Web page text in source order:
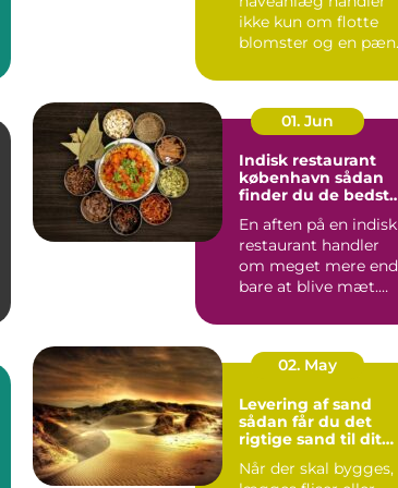
ikke kun om flotte
blomster og en pæn
01. Jun
Indisk restaurant
københavn sådan
finder du de bedste
En aften på en indisk
restaurant handler
om meget mere end
bare at blive mæt.
...
02. May
Levering af sand
sådan får du det
rigtige sand til dit
Når der skal bygges,